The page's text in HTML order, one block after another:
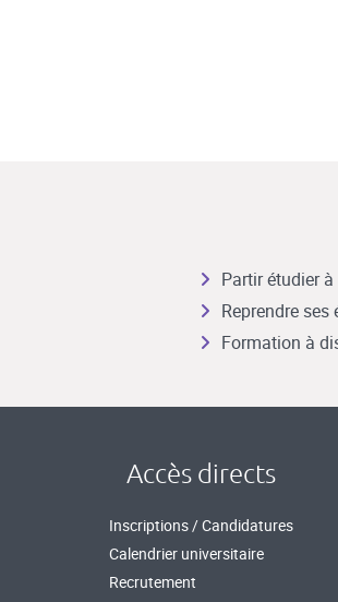
Partir étudier à
Reprendre ses
Formation à
Accès directs
Inscriptions / Candidatures
Calendrier universitaire
Recrutement